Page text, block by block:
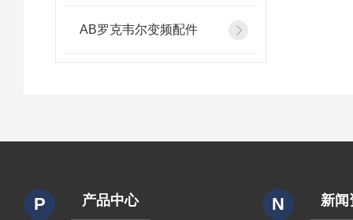
AB罗克韦尔变频配件
P 产品中心 N 新闻